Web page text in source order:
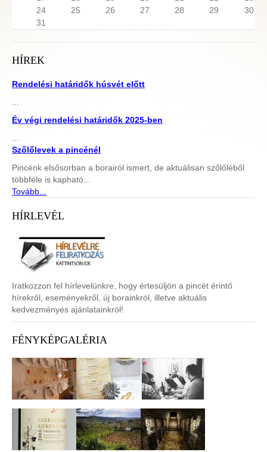
24
25 26 27 28 29
30
31
HÍREK
Rendelési határidők húsvét előtt
Év végi rendelési határidők 2025-ben
Szőlőlevek a pincénél
Pincénk elsősorban a borairól ismert, de aktuálisan szőlőléből
többféle is kapható...
Tovább...
HÍRLEVÉL
Iratkozzon fel hírlevelünkre, hogy értesüljön a pincét érintő
hírekről, eseményekről, új borainkról, illetve aktuális
kedvezményes ajánlatainkról!
FÉNYKÉPGALÉRIA